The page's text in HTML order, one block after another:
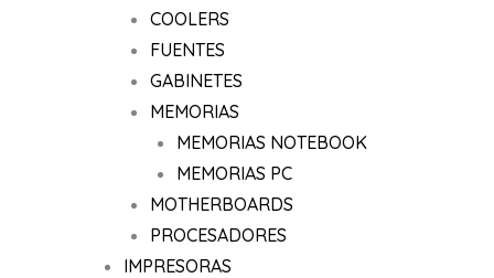
COOLERS
FUENTES
GABINETES
MEMORIAS
MEMORIAS NOTEBOOK
MEMORIAS PC
MOTHERBOARDS
PROCESADORES
IMPRESORAS